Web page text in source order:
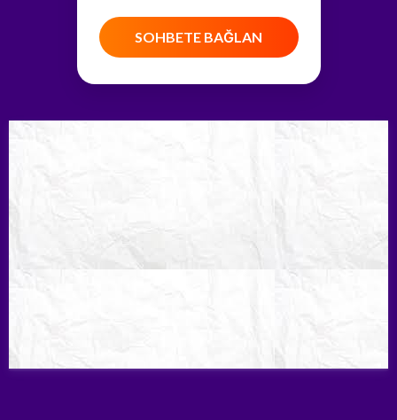
SOHBETE BAĞLAN